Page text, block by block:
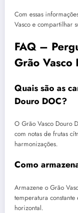
Com essas
Vasco e compartilhar
FAQ –
Grão Vasco
Quais são as
Douro DOC?
O Grão Vasco Douro
com notas de frutas
harmonizações.
Como
Armazene o Grão
temperatura
horizontal.